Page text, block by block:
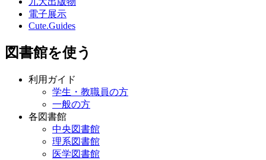
電子展示
Cute.Guides
図書館を使う
利用ガイド
学生・教職員の方
一般の方
各図書館
中央図書館
理系図書館
医学図書館